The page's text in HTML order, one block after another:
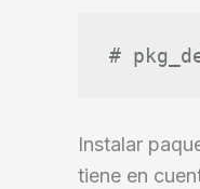
#
Instalar
tiene en